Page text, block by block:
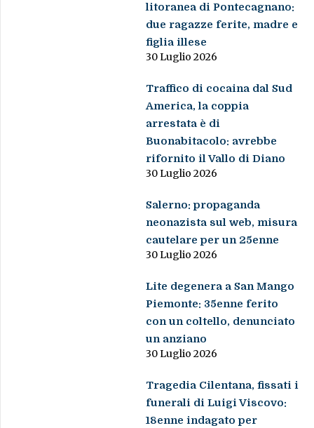
litoranea di Pontecagnano:
due ragazze ferite, madre e
figlia illese
30 Luglio 2026
Traffico di cocaina dal Sud
America, la coppia
arrestata è di
Buonabitacolo: avrebbe
rifornito il Vallo di Diano
30 Luglio 2026
Salerno: propaganda
neonazista sul web, misura
cautelare per un 25enne
30 Luglio 2026
Lite degenera a San Mango
Piemonte: 35enne ferito
con un coltello, denunciato
un anziano
30 Luglio 2026
Tragedia Cilentana, fissati i
funerali di Luigi Viscovo:
18enne indagato per